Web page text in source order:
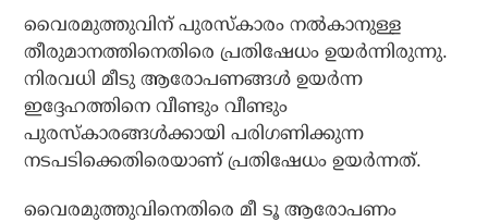
വൈരമുത്തുവിന് പുരസ്‌കാരം നല്‍കാനുള്ള
തീരുമാനത്തിനെതിരെ പ്രതിഷേധം ഉയര്‍ന്നിരുന്നു.
നിരവധി മീടു ആരോപണങ്ങള്‍ ഉയര്‍ന്ന
ഇദ്ദേഹത്തിനെ വീണ്ടും വീണ്ടും
പുരസ്‌കാരങ്ങള്‍ക്കായി പരിഗണിക്കുന്ന
നടപടിക്കെതിരെയാണ് പ്രതിഷേധം ഉയര്‍ന്നത്.
വൈരമുത്തുവിനെതിരെ മീ ടൂ ആരോപണം